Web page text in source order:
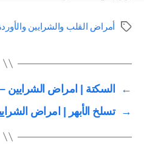
الوسومأمراض القلب والشرايين
←
السكتة | امراض الشرايين –
→
تسلخ الأبهر | امراض